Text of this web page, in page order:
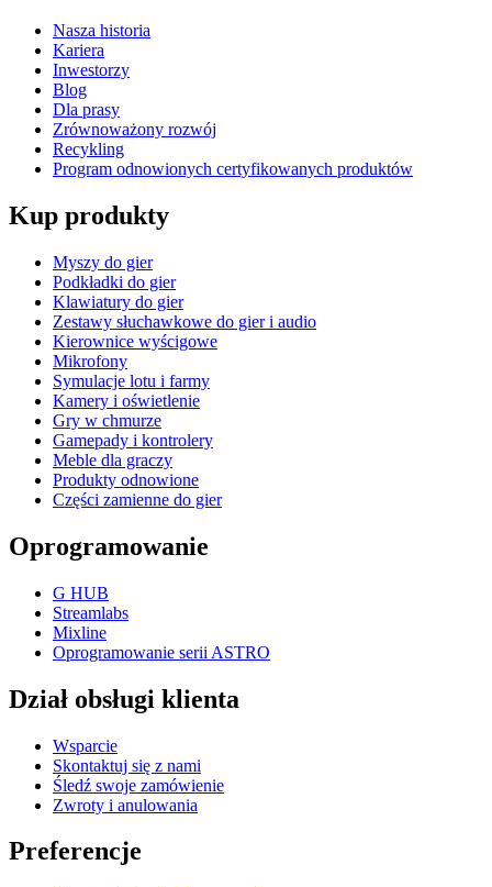
Nasza historia
Kariera
Inwestorzy
Blog
Dla prasy
Zrównoważony rozwój
Recykling
Program odnowionych certyfikowanych produktów
Kup produkty
Myszy do gier
Podkładki do gier
Klawiatury do gier
Zestawy słuchawkowe do gier i audio
Kierownice wyścigowe
Mikrofony
Symulacje lotu i farmy
Kamery i oświetlenie
Gry w chmurze
Gamepady i kontrolery
Meble dla graczy
Produkty odnowione
Części zamienne do gier
Oprogramowanie
G HUB
Streamlabs
Mixline
Oprogramowanie serii ASTRO
Dział obsługi klienta
Wsparcie
Skontaktuj się z nami
Śledź swoje zamówienie
Zwroty i anulowania
Preferencje